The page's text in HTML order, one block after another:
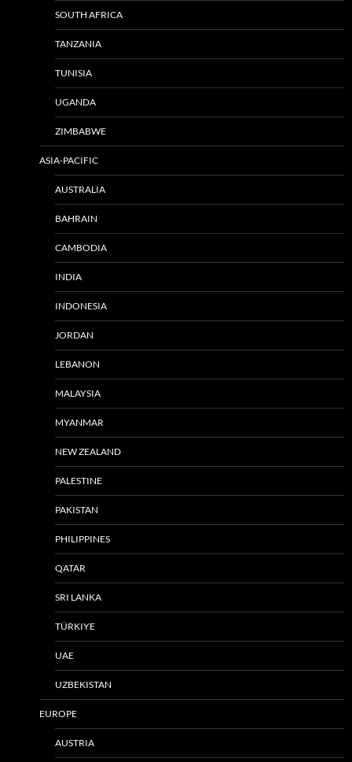
SOUTH AFRICA
TANZANIA
TUNISIA
UGANDA
ZIMBABWE
ASIA-PACIFIC
AUSTRALIA
BAHRAIN
CAMBODIA
INDIA
INDONESIA
JORDAN
LEBANON
MALAYSIA
MYANMAR
NEW ZEALAND
PALESTINE
PAKISTAN
PHILIPPINES
QATAR
SRI LANKA
TÜRKIYE
UAE
UZBEKISTAN
EUROPE
AUSTRIA